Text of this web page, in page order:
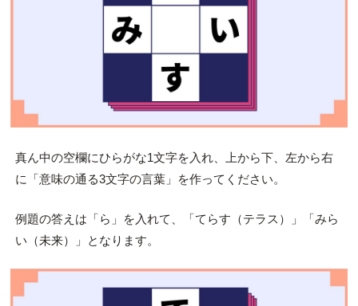
真ん中の空欄にひらがな1文字を入れ、上から下、左から右
に「意味の通る3文字の言葉」を作ってください。
例題の答えは「ら」を入れて、「てらす（テラス）」「みら
い（未来）」となります。